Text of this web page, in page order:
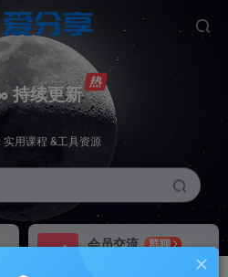
持续更新
用课程 &工具资源
会员交流
群聊